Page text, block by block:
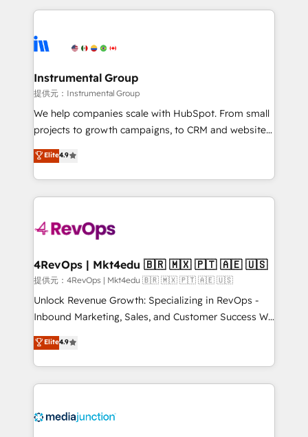
agency for an Ops problem. Don't hire a technical
agency for a growth problem. Hire a partner built to
eminent solutions & integrations. Trust us to
Elite Partners with 10+ years of HubSpot experience
Premier Partner 2023 🌟5 HubSpot Accreditations 🌟
Won HubSpot Theme Challenge 2021 🌟INBOUND’19
HubSpot Rising Star Why us? Harnessing the full
potential of the powerful HubSpot CRM. ✔️A team of
HubSpot experience ✔️Flexible pricing models —
Hourly-fee (assigned one Dedicated HubSpot
requirement). ✔️Helped over 25,000+ customers so
far with our HubSpot solutions. ✔️Bespoke apps &
on-demand bundle services. Connect with us today!
Instrumental Group
提供元：Instrumental Group
We help companies scale with HubSpot. From small
projects to growth campaigns, to CRM and websites.
Hire an agency that's experienced in every inch of
HubSpot and willing to work hand-in-hand with your
team to simplify the complex and build a better
experience for your team and customers.
Elite4.9
4RevOps | Mkt4edu 🇧🇷 🇲🇽 🇵🇹 🇦🇪 🇺🇸
提供元：4RevOps | Mkt4edu 🇧🇷 🇲🇽 🇵🇹 🇦🇪 🇺🇸
Unlock Revenue Growth: Specializing in RevOps -
Inbound Marketing, Sales, and Customer Success We
specialize in driving revenue growth for companies
across industries through tailored marketing, sales,
and customer success strategies, utilizing RevOps
methodologies. As Latin America's largest HubSpot
offer unparalleled insights. Operating in five
Elite4.9